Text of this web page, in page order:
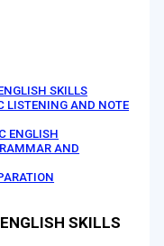
SKILLS
LISTENING AND NOTE
ENGLISH
AND
SKILLS